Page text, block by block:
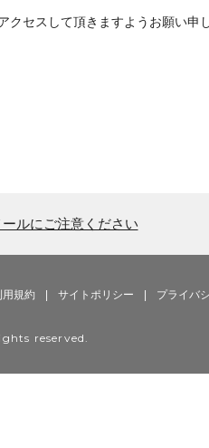
セスして頂きますようお願い申
ルにご注意ください
用規約 サイトポリシー プライバ
reserved.